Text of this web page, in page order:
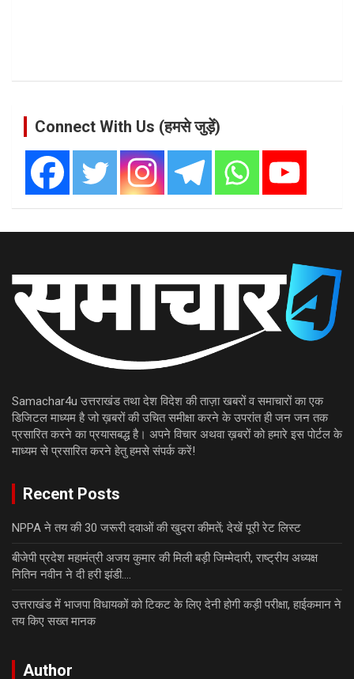
Connect With Us (हमसे जुड़ें)
Samachar4u उत्तराखंड तथा देश विदेश की ताज़ा खबरों व समाचारों का एक
डिजिटल माध्यम है जो ख़बरों की उचित समीक्षा करने के उपरांत ही जन जन तक
प्रसारित करने का प्रयासबद्ध है। अपने विचार अथवा ख़बरों को हमारे इस पोर्टल के
माध्यम से प्रसारित करने हेतु हमसे संपर्क करें!
Recent Posts
NPPA ने तय की 30 जरूरी दवाओं की खुदरा कीमतें; देखें पूरी रेट लिस्ट
बीजेपी प्रदेश महामंत्री अजय कुमार की मिली बड़ी जिम्मेदारी, राष्ट्रीय अध्यक्ष
नितिन नवीन ने दी हरी झंडी….
उत्तराखंड में भाजपा विधायकों को टिकट के लिए देनी होगी कड़ी परीक्षा, हाईकमान ने
तय किए सख्त मानक
Author